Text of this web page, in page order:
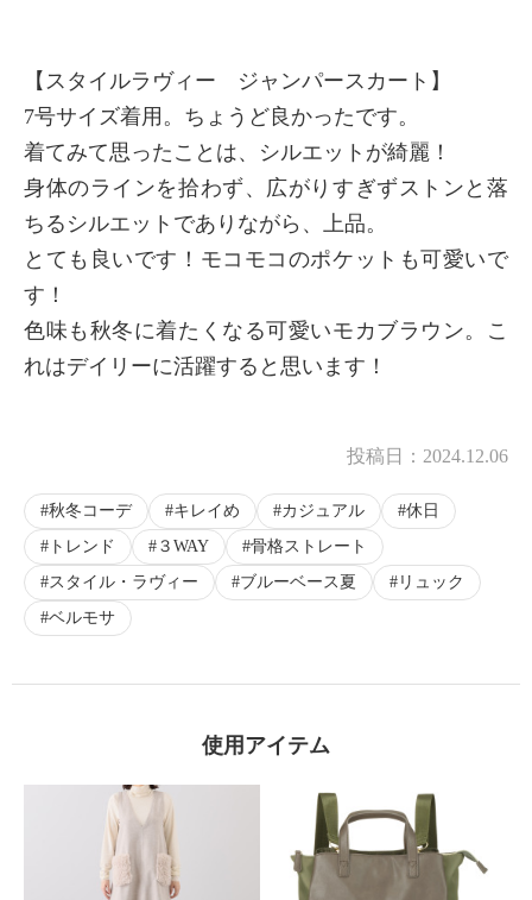
【スタイルラヴィー ジャンパースカート】
7号サイズ着用。ちょうど良かったです。
着てみて思ったことは、シルエットが綺麗！
身体のラインを拾わず、広がりすぎずストンと落
ちるシルエットでありながら、上品。
とても良いです！モコモコのポケットも可愛いで
す！
色味も秋冬に着たくなる可愛いモカブラウン。こ
れはデイリーに活躍すると思います！
投稿日： 2024.12.06
秋冬コーデ キレイめ カジュアル
休日
トレンド
３WAY
骨格ストレート
スタイル・ラヴィー
ブルーベース夏
リュック
ベルモサ
使用アイテム